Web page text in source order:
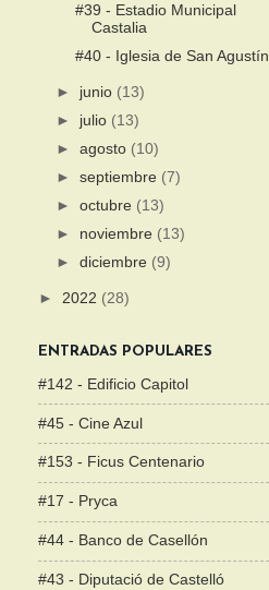
#39 - Estadio Municipal
Castalia
#40 - Iglesia de San Agustín
► junio (13)
► julio (13)
►agosto (10)
►septiembre (7)
►octubre (13)
► noviembre (13)
►diciembre (9)
► 2022 (28)
ENTRADAS POPULARES
#142 - Edificio Capitol
#45 - Cine Azul
#153 - Ficus Centenario
#17 - Pryca
#44 - Banco de Casellón
#43 - Diputació de Castelló